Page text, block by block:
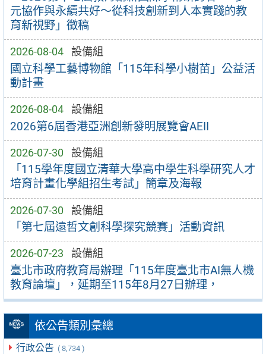
元協作與永續共好～從科技創新到人本實踐的教
育新視野」徵稿
2026-08-04 設備組
國立科學工藝博物館「115年科學小樹苗」公益活
動計畫
2026-08-04 設備組
2026第6屆香港亞洲創新發明展覽會AEII
2026-07-30 設備組
「115學年度國立清華大學高中學生科學研究人才
培育計畫化學組招生考試」簡章及海報
2026-07-30 設備組
「第七屆遠哲文創科學探究競賽」活動資訊
2026-07-23 設備組
臺北市政府教育局辦理「115年度臺北市AI無人機
教育論壇」，延期至115年8月27日辦理，
依公告類別彙總
行政公告 ( 8,734 )